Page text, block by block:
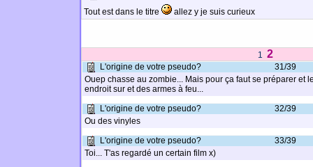
Tout est dans le titre
allez y je suis curieux
1 2
L'origine de votre pseudo?
31/39
Ouep chasse au zombie... Mais pour ça faut se préparer et
endroit sur et des armes à feu...
L'origine de votre pseudo?
32/39
Ou des vinyles
L'origine de votre pseudo?
33/39
Toi... T'as regardé un certain film x)